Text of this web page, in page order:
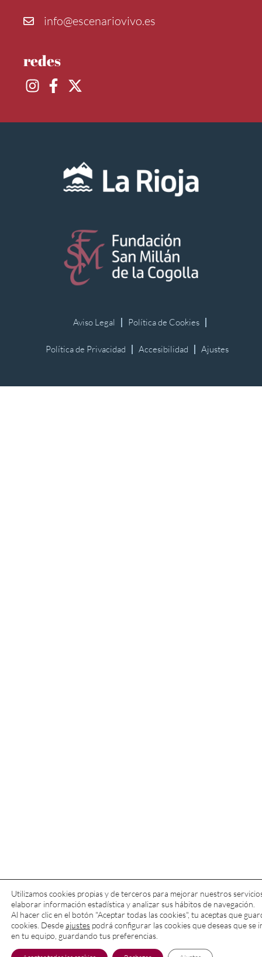
info@escenariovivo.es
redes
Aviso Legal Política de Cookies
Política de Privacidad Accesibilidad Ajustes
Utilizamos cookies propias y de terceros para mejorar nuestros
elaborar información estadística y analizar sus hábitos de navegación.
Al hacer clic en el botón "Aceptar todas las cookies", tu aceptas que
cookies. Desdeajustes podrá configurar las cookies que deseas que se
en tu equipo, guardando tus preferencias.